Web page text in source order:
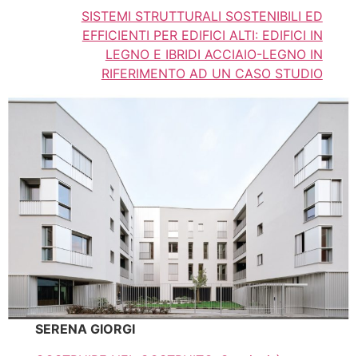
SISTEMI STRUTTURALI SOSTENIBILI ED
EFFICIENTI PER EDIFICI ALTI: EDIFICI IN
LEGNO E IBRIDI ACCIAIO-LEGNO IN
RIFERIMENTO AD UN CASO STUDIO
SERENA GIORGI